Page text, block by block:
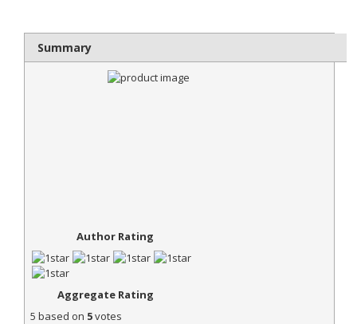
Summary
Author Rating
Aggregate Rating
5 based on 5votes